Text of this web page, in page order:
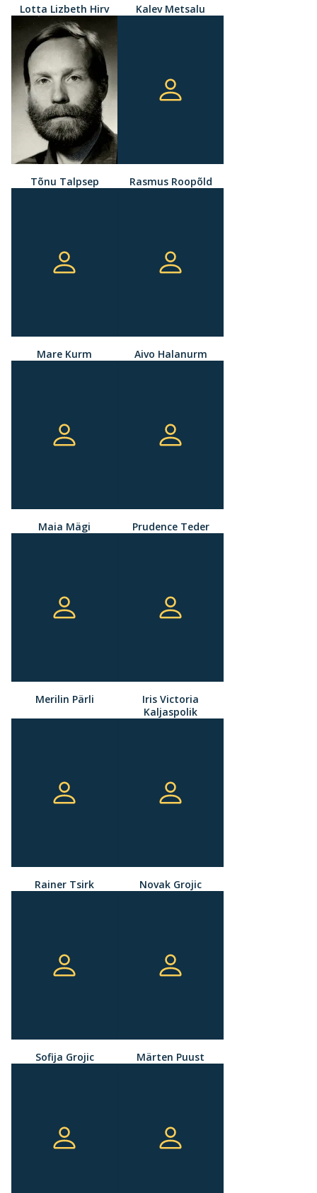
Lotta Lizbeth Hirv Kalev Metsalu
Tõnu Talpsep Rasmus Roopõld
Mare Kurm Aivo Halanurm
Maia Mägi Prudence Teder
Merilin Pärli
Iris Victoria
Kaljaspolik
Rainer Tsirk Novak Grojic
Sofija Grojic Märten Puust